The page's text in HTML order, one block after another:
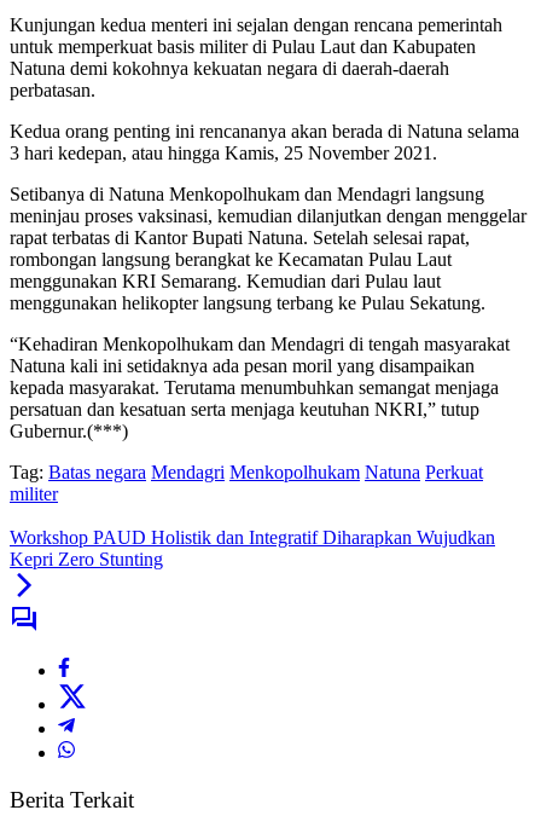
Kunjungan kedua menteri ini sejalan dengan rencana pemerintah
untuk memperkuat basis militer di Pulau Laut dan Kabupaten
Natuna demi kokohnya kekuatan negara di daerah-daerah
perbatasan.
Kedua orang penting ini rencananya akan berada di Natuna selama
3 hari kedepan, atau hingga Kamis, 25 November 2021.
Setibanya di Natuna Menkopolhukam dan Mendagri langsung
meninjau proses vaksinasi, kemudian dilanjutkan dengan menggelar
rapat terbatas di Kantor Bupati Natuna. Setelah selesai rapat,
rombongan langsung berangkat ke Kecamatan Pulau Laut
menggunakan KRI Semarang. Kemudian dari Pulau laut
menggunakan helikopter langsung terbang ke Pulau Sekatung.
“Kehadiran Menkopolhukam dan Mendagri di tengah masyarakat
Natuna kali ini setidaknya ada pesan moril yang disampaikan
kepada masyarakat. Terutama menumbuhkan semangat menjaga
persatuan dan kesatuan serta menjaga keutuhan NKRI,” tutup
Gubernur.(***)
Tag: Batas negara Mendagri Menkopolhukam Natuna Perkuat
militer
Workshop PAUD Holistik dan Integratif Diharapkan Wujudkan
Kepri Zero Stunting
Berita Terkait